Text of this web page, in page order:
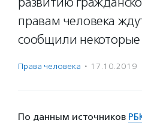
правам человека
сообщили
Права человека · 17.10.2019
По данным источников